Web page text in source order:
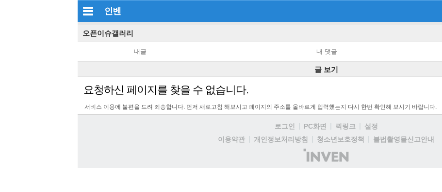
인벤
오픈이슈갤러리
내글 내 댓글
글 보기
요청하신 페이지를 찾을 수 없습니다.
서비스 이용에 불편을 드려 죄송합니다. 먼저 새로고침 해보시고 페이지의 주소를 올바르게 입력했는지 다시 한번 확인해 보시기 바랍니다.
로그인 PC화면 퀵링크
설정
이용약관
개인정보처리방침 청소년보호정책
불법촬영물신고안내
(주)
인